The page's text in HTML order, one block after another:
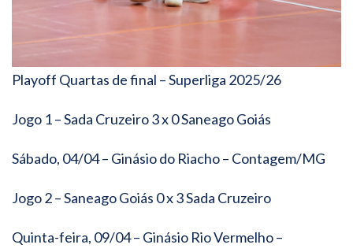
Playoff Quartas de final – Superliga 2025/26
Jogo 1 – Sada Cruzeiro 3 x 0 Saneago Goiás
Sábado, 04/04 – Ginásio do Riacho – Contagem/MG
Jogo 2 – Saneago Goiás 0 x 3 Sada Cruzeiro
Quinta-feira, 09/04 – Ginásio Rio Vermelho –